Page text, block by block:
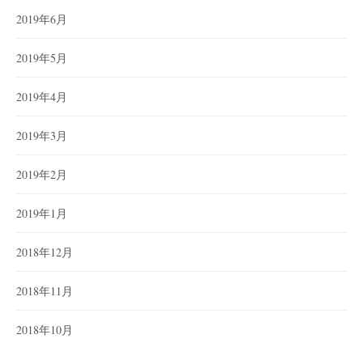
2019年6月
2019年5月
2019年4月
2019年3月
2019年2月
2019年1月
2018年12月
2018年11月
2018年10月